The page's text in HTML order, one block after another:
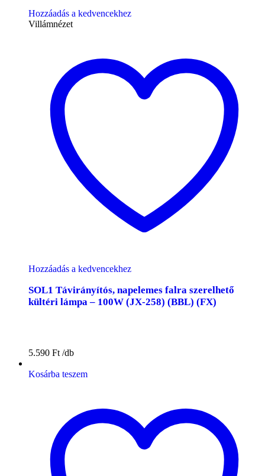
Hozzáadás a kedvencekhez
Villámnézet
Hozzáadás a kedvencekhez
SOL1 Távirányítós, napelemes falra szerelhető
kültéri lámpa – 100W (JX-258) (BBL) (FX)
5.590 Ft
Kosárba teszem